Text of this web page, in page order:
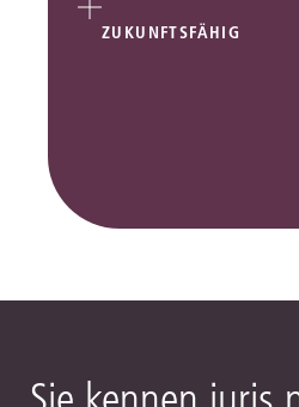
ZUKUNFTSFÄHIG